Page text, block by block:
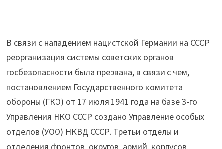
В связи с нападением нацистской Германии на СССР
реорганизация системы советских органов
госбезопасности была прервана, в связи с чем,
постановлением Государственного комитета
обороны (ГКО) от 17 июля 1941 года на базе 3-го
Управления НКО СССР создано Управление особых
отделов (УОО) НКВД СССР. Третьи отделы и
отделения фронтов, округов, армий, корпусов,